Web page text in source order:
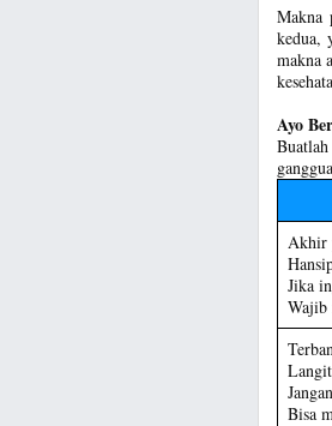
Makna
kedua,
makna
Ayo
Akhir
Jika
Wajib
Bisa